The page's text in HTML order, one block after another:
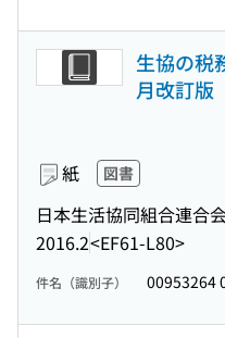
生協の税
月改訂版
紙 図書
日本生活協同組合連合
2016.2<EF61-L80>
件名（識別子） 00953264